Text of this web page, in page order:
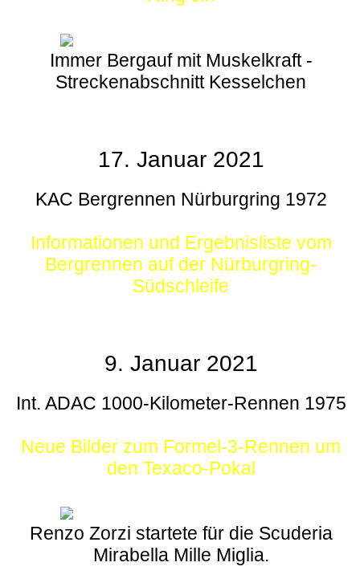
Immer Bergauf mit Muskelkraft -
Streckenabschnitt Kesselchen
17. Januar 2021
KAC Bergrennen Nürburgring 1972
Informationen und Ergebnisliste vom
Bergrennen auf der Nürburgring-
Südschleife
9. Januar 2021
Int. ADAC 1000-Kilometer-Rennen 1975
Neue Bilder zum Formel-3-Rennen um
den Texaco-Pokal
Renzo Zorzi startete für die Scuderia
Mirabella Mille Miglia.